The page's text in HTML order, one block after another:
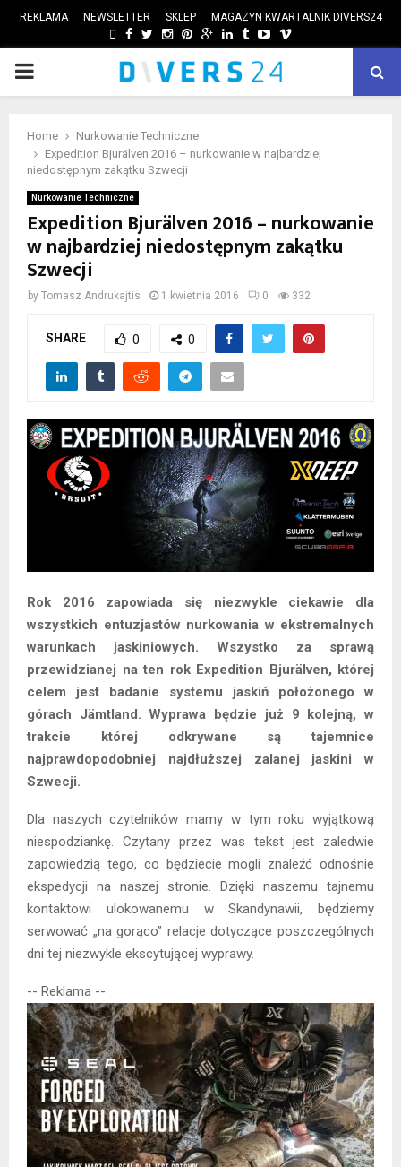
REKLAMA NEWSLETTER SKLEP MAGAZYN KWARTALNIK DIVERS24
FACEBOOK
TWITTER
INSTAGRAM
PINTEREST
GOOGLE
LINKEDIN
TUMBLRYOUTUBE
VIMEO
PRIMARY
Home
Nurkowanie Techniczne
Expedition Bjurälven 2016 – nurkowanie w najbardziej
niedostępnym zakątku Szwecji
Nurkowanie Techniczne
Expedition Bjurälven 2016 – nurkowanie
w najbardziej niedostępnym zakątku
Szwecji
by Tomasz Andrukajtis 1 kwietnia 2016 0 332
SHARE 0 0
Rok 2016 zapowiada się niezwykle ciekawie dla
wszystkich entuzjastów nurkowania w ekstremalnych
warunkach jaskiniowych. Wszystko za sprawą
przewidzianej na ten rok Expedition Bjurälven, której
celem jest badanie systemu jaskiń położonego w
górach Jämtland. Wyprawa będzie już 9 kolejną, w
trakcie której odkrywane są tajemnice
najprawdopodobniej najdłuższej zalanej jaskini w
Szwecji.
Dla naszych czytelników mamy w tym roku wyjątkową
niespodziankę. Czytany przez was tekst jest zaledwie
zapowiedzią tego, co będziecie mogli znaleźć odnośnie
ekspedycji na naszej stronie. Dzięki naszemu tajnemu
kontaktowi ulokowanemu w Skandynawii, będziemy
serwować „na gorąco” relacje dotyczące poszczególnych
dni tej niezwykle ekscytującej wyprawy.
-- Reklama --